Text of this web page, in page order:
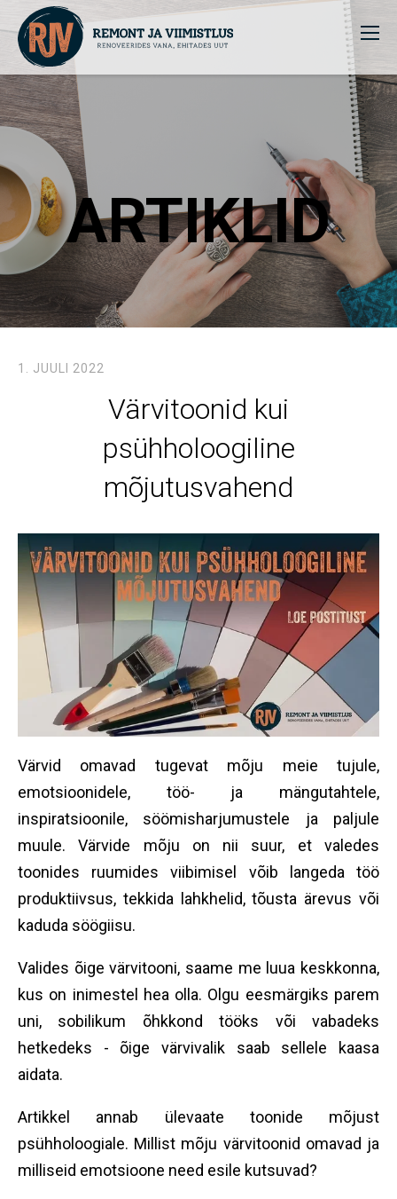
ARTIKLID
1. JUULI 2022
Värvitoonid kui
psühholoogiline
mõjutusvahend
Värvid omavad tugevat mõju meie tujule,
emotsioonidele, töö- ja mängutahtele,
inspiratsioonile, söömisharjumustele ja paljule
muule. Värvide mõju on nii suur, et valedes
toonides ruumides viibimisel võib langeda töö
produktiivsus, tekkida lahkhelid, tõusta ärevus või
kaduda söögiisu.
Valides õige värvitooni, saame me luua keskkonna,
kus on inimestel hea olla. Olgu eesmärgiks parem
uni, sobilikum õhkkond tööks või vabadeks
hetkedeks - õige värvivalik saab sellele kaasa
aidata.
Artikkel annab ülevaate toonide mõjust
psühholoogiale. Millist mõju värvitoonid omavad ja
milliseid emotsioone need esile kutsuvad?